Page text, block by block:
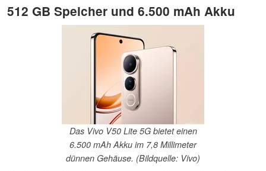
512 GB Speicher und 6.500 mAh Akku
Das Vivo V50 Lite 5G bietet einen
6.500 mAh Akku im 7,8 Millimeter
dünnen Gehäuse. (Bildquelle: Vivo)